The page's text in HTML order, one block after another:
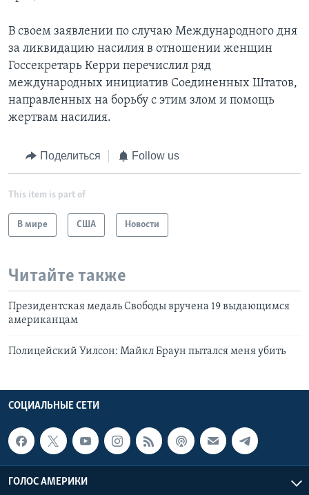
В своем заявлении по случаю Международного дня
за ликвидацию насилия в отношении женщин
Госсекретарь Керри перечислил ряд
международных инициатив Соединенных Штатов,
направленных на борьбу с этим злом и помощь
жертвам насилия.
Поделиться Follow us
This item is part of
В мире США Новости
Читайте также
Президентская медаль Свободы вручена 19 выдающимся
американцам
Полицейский Уилсон: Майкл Браун пытался меня убить
СОЦИАЛЬНЫЕ СЕТИ
ГОЛОС АМЕРИКИ